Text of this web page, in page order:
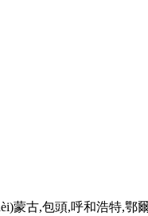
蒙古,包頭,呼和浩特,